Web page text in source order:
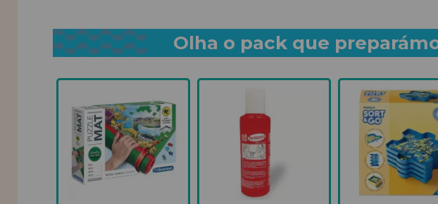
Olha o pack que